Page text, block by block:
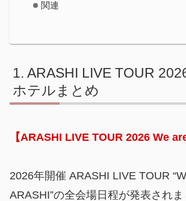
関連
ARASHI LIVE TOUR
ホテルまとめ
【ARASHI LIVE TOUR 2026 We
2026年開催 ARASHI LIVE TOUR
ARASHI”の全会場日程が発表され